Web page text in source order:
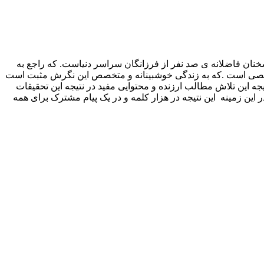
فاضلانه ی صد نفر از فرزانگان سراسر دنیاست. که راجع به
است .که به زندگی خوشبینانه و متخصص این نگرش مثبت است
این تلاش مطالب ارزنده و محتوایی مفید در نتیجه این تحقیقات
زمینه این نتیجه در هزار کلمه و در یک پیام مشترک برای همه